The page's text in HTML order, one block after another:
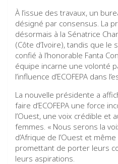
À l’issue des travaux, un
désigné par consensus. La
désormais à la Sénatrice
(Côte d’Ivoire), tandis que
confié à l’honorable Fanta
équipe incarne une volonté
l’influence d’ECOFEPA dans
La nouvelle présidente a
faire d’ECOFEPA une force
l’Ouest, une voix crédible et
femmes. « Nous serons la
d’Afrique de l’Ouest et
promettant de porter leurs
leurs aspirations.